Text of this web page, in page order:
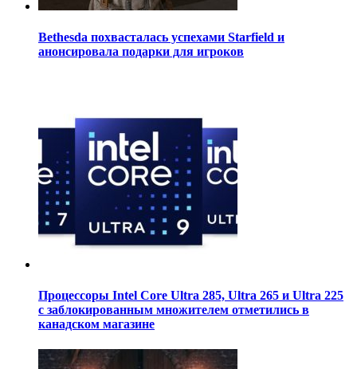
Bethesda похвасталась успехами Starfield и
анонсировала подарки для игроков
Процессоры Intel Core Ultra 285, Ultra 265 и Ultra 225
с заблокированным множителем отметились в
канадском магазине